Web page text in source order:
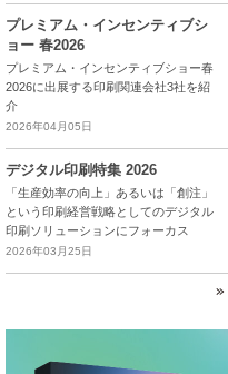
プレミアム・インセンティブシ
ョー 春2026
プレミアム・インセンティブショー春
2026に出展する印刷関連会社3社を紹
介
2026年04月05日
デジタル印刷特集 2026
「生産効率の向上」あるいは「創注」
という印刷経営戦略としてのデジタル
印刷ソリューションにフォーカス
2026年03月25日